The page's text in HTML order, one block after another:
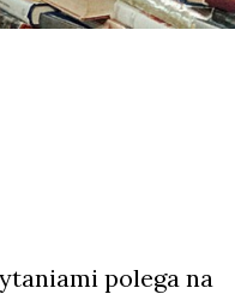
pole­ga na